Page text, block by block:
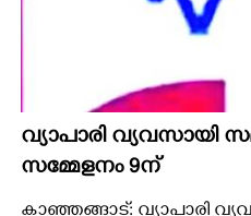
വ്യാപാരി വ്യവസായി
സമ്മേളനം 9ന്